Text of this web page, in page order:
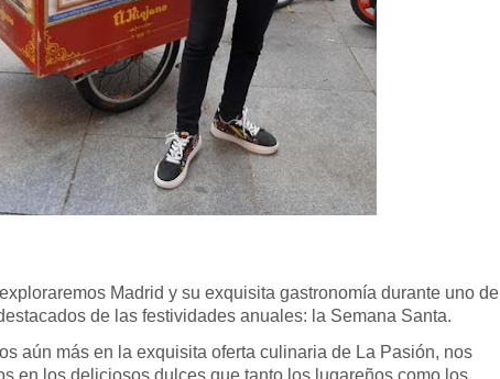
Madrid y su exquisita gastronomía durante uno de
de las festividades anuales: la Semana Santa.
aún más en la exquisita oferta culinaria de La Pasión, nos
en los deliciosos dulces que tanto los lugareños como los